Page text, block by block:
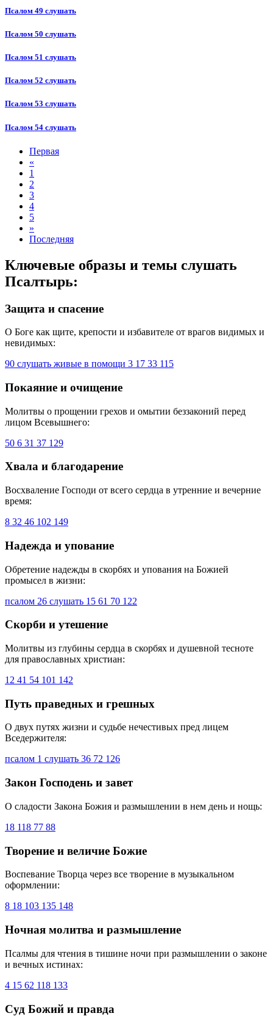
Псалом 49 слушать
Псалом 50 слушать
Псалом 51 слушать
Псалом 52 слушать
Псалом 53 слушать
Псалом 54 слушать
Первая
«
1
2
3
4
5
»
Последняя
Ключевые образы и темы слушать
Псалтырь:
Защита и спасение
О Боге как щите, крепости и избавителе от врагов видимых и
невидимых:
90 слушать живые в помощи 3 17 33 115
Покаяние и очищение
Молитвы о прощении грехов и омытии беззаконий перед
лицом Всевышнего:
50 6 31 37 129
Хвала и благодарение
Восхваление Господи от всего сердца в утренние и вечерние
время:
8 32 46 102 149
Надежда и упование
Обретение надежды в скорбях и упования на Божией
промысел в жизни:
псалом 26 слушать 15 61 70 122
Скорби и утешение
Молитвы из глубины сердца в скорбях и душевной тесноте
для православных христиан:
12 41 54 101 142
Путь праведных и грешных
О двух путях жизни и судьбе нечестивых пред лицем
Вседержителя:
псалом 1 слушать 36 72 126
Закон Господень и завет
О сладости Закона Божия и размышлении в нем день и нощь:
18 118 77 88
Творение и величие Божие
Воспевание Творца через все творение в музыкальном
оформлении:
8 18 103 135 148
Ночная молитва и размышление
Псалмы для чтения в тишине ночи при размышлении о законе
и вечных истинах:
4 15 62 118 133
Суд Божий и правда